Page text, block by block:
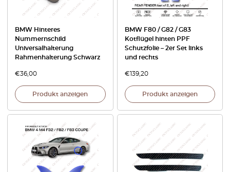
BMW Hinteres
Nummernschild
Universalhalterung
Rahmenhalterung Schwarz
€36,00
Produkt anzeigen
BMW F80 / G82 / G83
Kotflügel hinten PPF
Schutzfolie – 2er Set links
und rechts
€139,20
Produkt anzeigen